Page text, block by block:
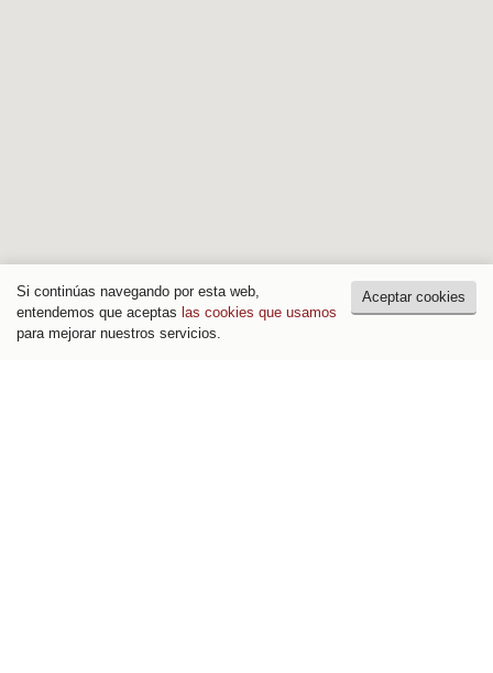
Aceptar cookies
Si continúas navegando por esta web,
entendemos que aceptas las cookies que usamos
para mejorar nuestros servicios.